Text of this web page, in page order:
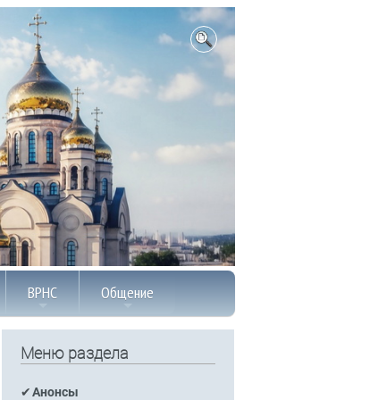
ВРНС Общение
Меню раздела
Анонсы